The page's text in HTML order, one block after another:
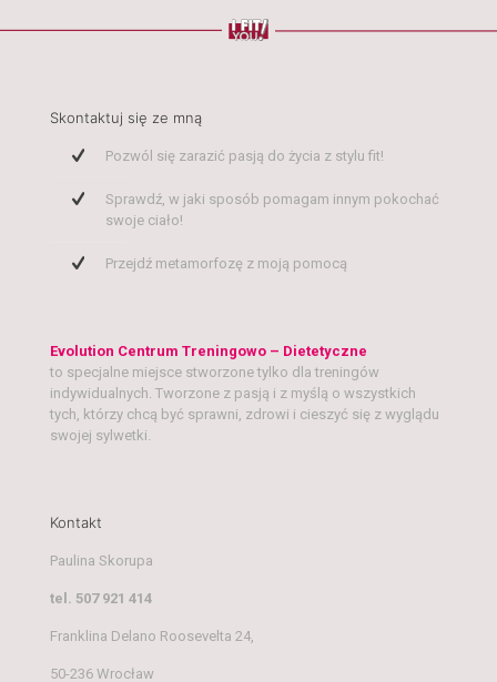
Skontaktuj się ze mną
Pozwól się zarazić pasją do życia z stylu fit!
Sprawdź, w jaki sposób pomagam innym pokochać
swoje ciało!
Przejdź metamorfozę z moją pomocą
Evolution Centrum Treningowo – Dietetyczne
to specjalne miejsce stworzone tylko dla treningów
indywidualnych. Tworzone z pasją i z myślą o wszystkich
tych, którzy chcą być sprawni, zdrowi i cieszyć się z wyglądu
swojej sylwetki.
Kontakt
Paulina Skorupa
tel. 507 921 414
Franklina Delano Roosevelta 24,
50-236 Wrocław